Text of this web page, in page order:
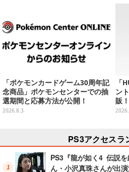
「ポケモンカードゲーム30周年記
念商品」ポケモンセンターでの抽
選期間と応募方法が公開！
2026.8.3
「
ン
販
1m
PS3アクセスラ
PS3『龍が如く4 伝説
ん・小沢真珠さんが出演